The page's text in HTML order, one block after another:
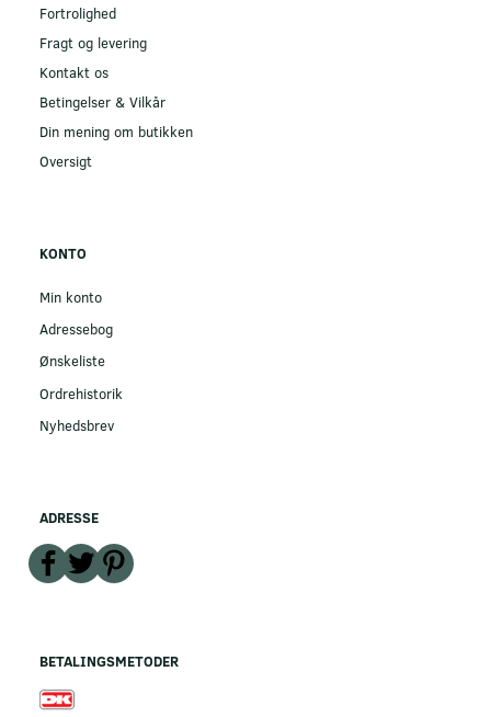
Fortrolighed
Fragt og levering
Kontakt os
Betingelser & Vilkår
Din mening om butikken
Oversigt
KONTO
Min konto
Adressebog
Ønskeliste
Ordrehistorik
Nyhedsbrev
ADRESSE
BETALINGSMETODER